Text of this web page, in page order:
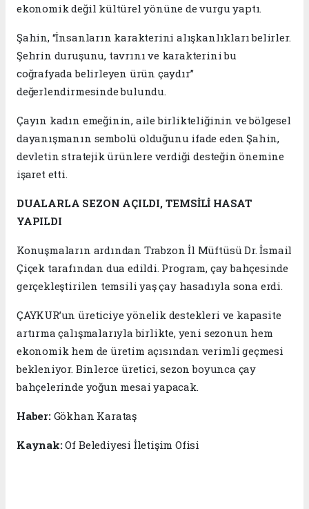
ekonomik değil kültürel yönüne de vurgu yaptı.
Şahin, “İnsanların karakterini alışkanlıkları belirler.
Şehrin duruşunu, tavrını ve karakterini bu
coğrafyada belirleyen ürün çaydır”
değerlendirmesinde bulundu.
Çayın kadın emeğinin, aile birlikteliğinin ve bölgesel
dayanışmanın sembolü olduğunu ifade eden Şahin,
devletin stratejik ürünlere verdiği desteğin önemine
işaret etti.
DUALARLA SEZON AÇILDI, TEMSİLİ HASAT
YAPILDI
Konuşmaların ardından Trabzon İl Müftüsü Dr. İsmail
Çiçek tarafından dua edildi. Program, çay bahçesinde
gerçekleştirilen temsili yaş çay hasadıyla sona erdi.
ÇAYKUR’un üreticiye yönelik destekleri ve kapasite
artırma çalışmalarıyla birlikte, yeni sezonun hem
ekonomik hem de üretim açısından verimli geçmesi
bekleniyor. Binlerce üretici, sezon boyunca çay
bahçelerinde yoğun mesai yapacak.
Haber: Gökhan Karataş
Kaynak:Of Belediyesi İletişim Ofisi